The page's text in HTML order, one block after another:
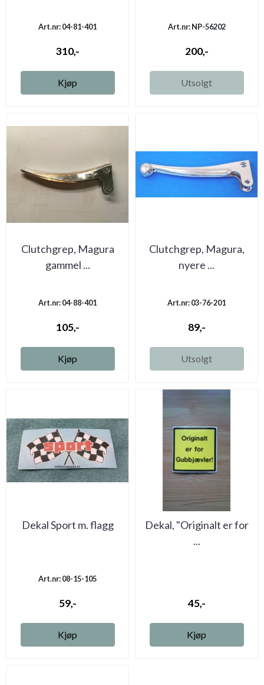
Art.nr: 04-81-401
310,-
Kjøp
Art.nr: NP-56202
200,-
Utsolgt
Clutchgrep, Magura
gammel ...
Art.nr: 04-88-401
105,-
Kjøp
Clutchgrep, Magura,
nyere ...
Art.nr: 03-76-201
89,-
Utsolgt
Dekal Sport m. flagg
Art.nr: 08-15-105
59,-
Kjøp
Dekal, "Originalt er for
...
45,-
Kjøp